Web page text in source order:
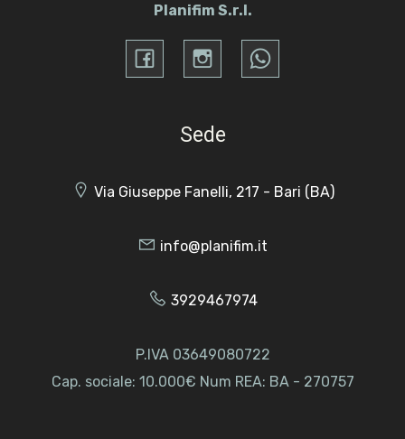
Planifim S.r.l.
Sede
Via Giuseppe Fanelli, 217 - Bari (BA)
info@planifim.it
3929467974
P.IVA 03649080722
Cap. sociale: 10.000€ Num REA: BA - 270757